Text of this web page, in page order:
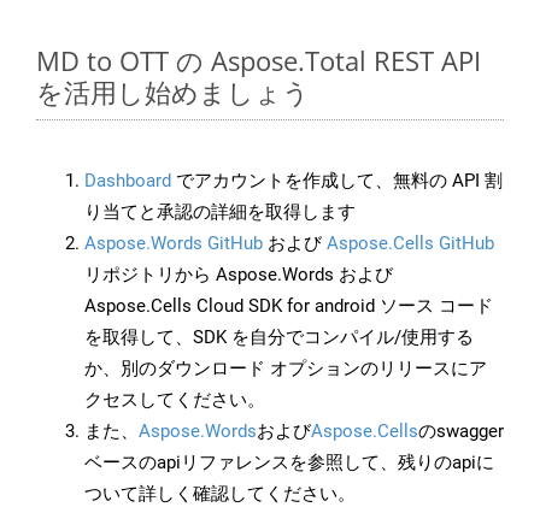
MD to OTT の Aspose.Total REST API
を活用し始めましょう
Dashboard でアカウントを作成して、無料の API 割
り当てと承認の詳細を取得します
Aspose.Words GitHub およびAspose.Cells GitHub
リポジトリから Aspose.Words および
Aspose.Cells Cloud SDK for android ソース コード
を取得して、SDK を自分でコンパイル/使用する
か、別のダウンロード オプションのリリースにア
クセスしてください。
また、 Aspose.WordsおよびAspose.Cellsのswagger
ベースのapiリファレンスを参照して、残りのapiに
ついて詳しく確認してください。